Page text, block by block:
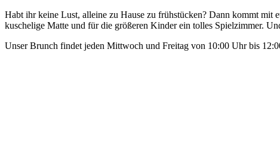
Habt ihr keine Lust, alleine zu Hause zu frühstücken? Dann kommt mit
kuschelige Matte und für die größeren Kinder ein tolles Spielzimmer.
Unser Brunch findet jeden Mittwoch und Freitag von 10:00 Uhr bis